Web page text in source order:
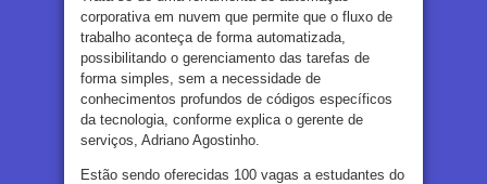
corporativa em nuvem que permite que o fluxo de
trabalho aconteça de forma automatizada,
possibilitando o gerenciamento das tarefas de
forma simples, sem a necessidade de
conhecimentos profundos de códigos específicos
da tecnologia, conforme explica o gerente de
serviços, Adriano Agostinho.
Estão sendo oferecidas 100 vagas a estudantes do